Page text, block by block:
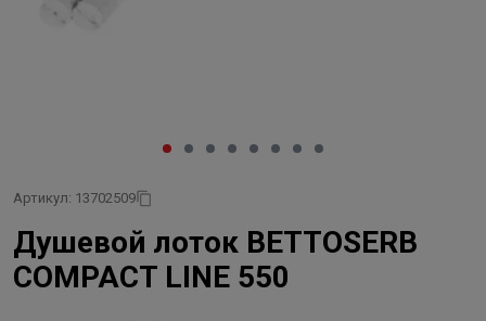
Артикул: 13702509
Душевой лоток BETTOSERB
COMPACT LINE 550